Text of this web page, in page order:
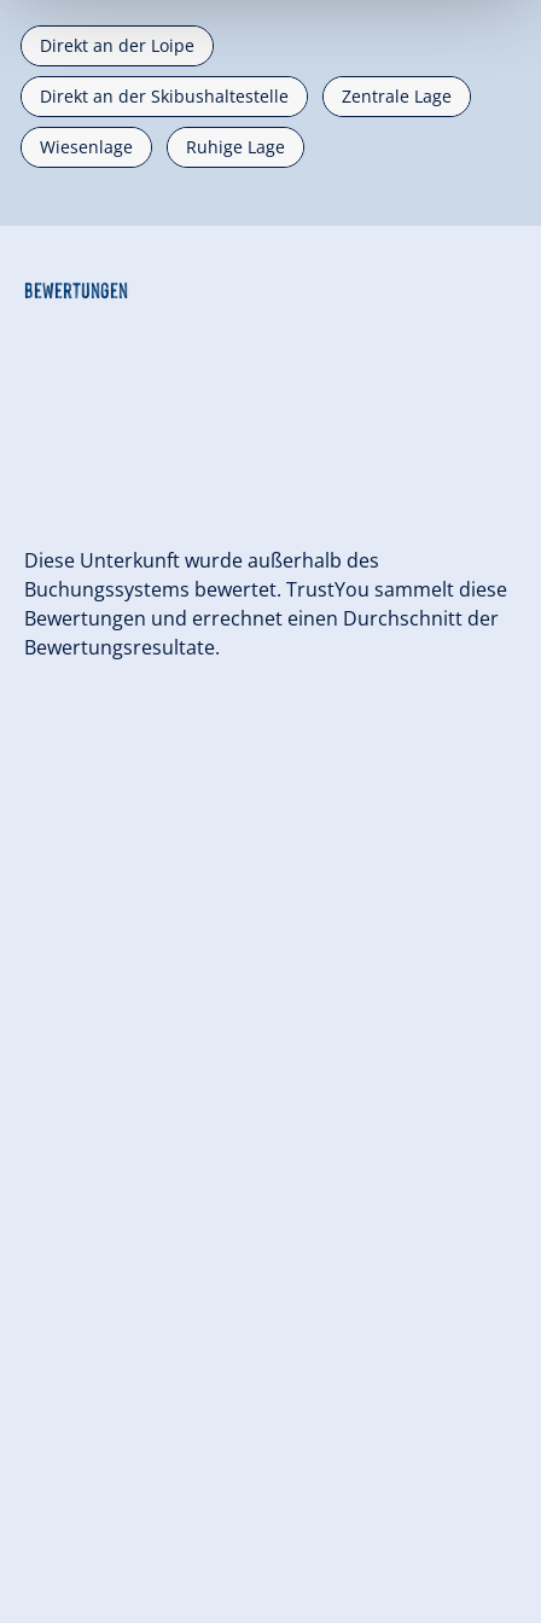
Direkt an der Loipe
Direkt an der Skibushaltestelle Zentrale Lage
Wiesenlage Ruhige Lage
Bewertungen
Diese Unterkunft wurde außerhalb des
Buchungssystems bewertet. TrustYou sammelt diese
Bewertungen und errechnet einen Durchschnitt der
Bewertungsresultate.